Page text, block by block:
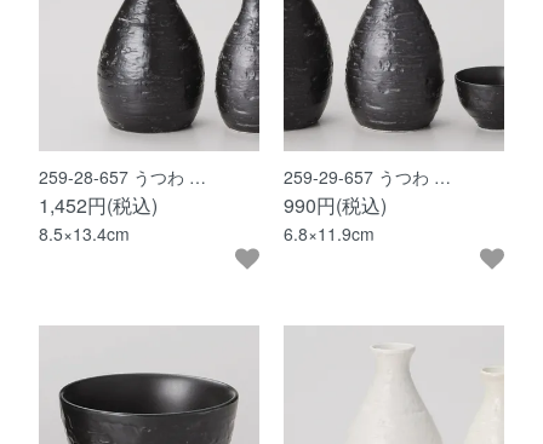
259-28-657 うつわ …
1,452円(税込)
8.5×13.4cm
259-29-657 うつわ …
990円(税込)
6.8×11.9cm